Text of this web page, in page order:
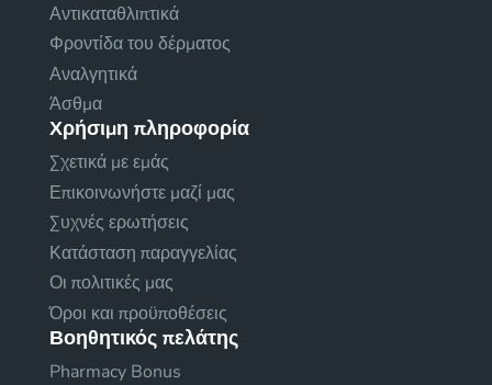
Αντικαταθλιπτικά
Φροντίδα του δέρματος
Αναλγητικά
Άσθμα
Χρήσιμη πληροφορία
Σχετικά με εμάς
Επικοινωνήστε μαζί μας
Συχνές ερωτήσεις
Κατάσταση παραγγελίας
Οι πολιτικές μας
Όροι και προϋποθέσεις
Βοηθητικός πελάτης
Pharmacy Bonus